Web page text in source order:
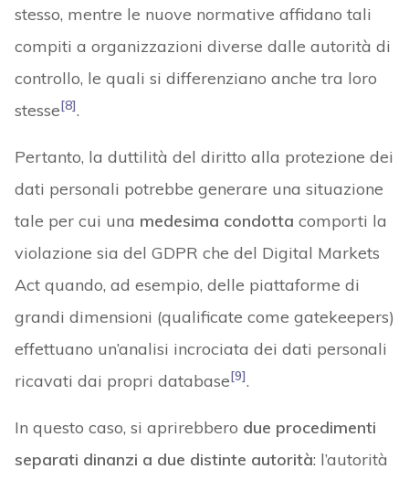
stesso, mentre le nuove normative affidano tali
compiti a organizzazioni diverse dalle autorità di
controllo, le quali si differenziano anche tra loro
stesse[8].
Pertanto, la duttilità del diritto alla protezione dei
dati personali potrebbe generare una situazione
tale per cui una medesima condotta comporti la
violazione sia del GDPR che del Digital Markets
Act quando, ad esempio, delle piattaforme di
grandi dimensioni (qualificate come gatekeepers)
effettuano un’analisi incrociata dei dati personali
ricavati dai propri database[9].
In questo caso, si aprirebbero due procedimenti
separati dinanzi a due distinte autorità: l’autorità